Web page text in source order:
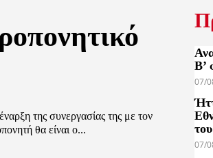
της συνεργασίας της με τον
θα είναι ο...
Β’
07/
07/